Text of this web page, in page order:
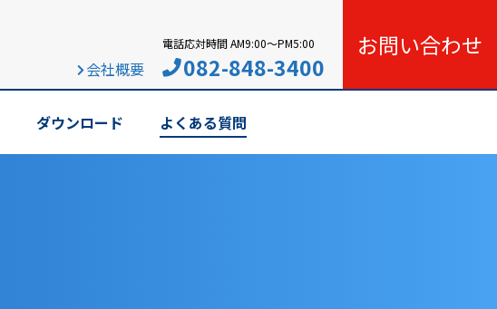
会社概要
電話応対時間 AM9:00〜PM5:00
082-848-3400
お問い合わせ
ダウンロード よくある質問